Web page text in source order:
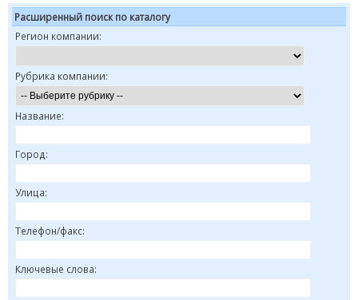
Расширенный поиск по каталогу
Регион компании:
Рубрика компании:
Название:
Город:
Улица:
Телефон/факс:
Ключевые слова: